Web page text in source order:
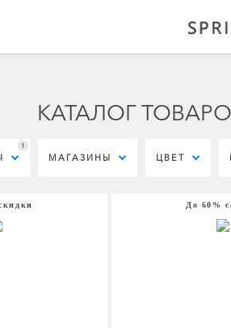
КАТАЛОГ ТОВАРОВ
1
МАГАЗИНЫ ЦВЕТ
До 60%